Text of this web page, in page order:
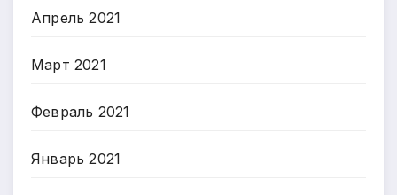
Апрель 2021
Март 2021
Февраль 2021
Январь 2021